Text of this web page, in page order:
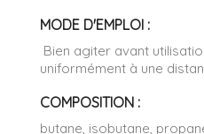
MODE D'EMPLOI :
Bien agiter avant
uniformément à une
COMPOSITION :
butane, isobutane,